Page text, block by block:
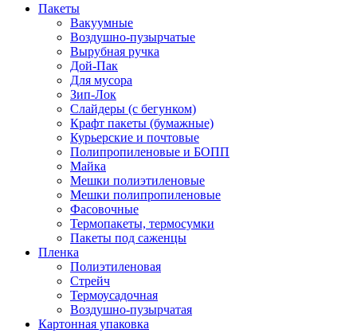
Пакеты
Вакуумные
Воздушно-пузырчатые
Вырубная ручка
Дой-Пак
Для мусора
Зип-Лок
Слайдеры (с бегунком)
Крафт пакеты (бумажные)
Курьерские и почтовые
Полипропиленовые и БОПП
Майка
Мешки полиэтиленовые
Мешки полипропиленовые
Фасовочные
Термопакеты, термосумки
Пакеты под саженцы
Пленка
Полиэтиленовая
Стрейч
Термоусадочная
Воздушно-пузырчатая
Картонная упаковка